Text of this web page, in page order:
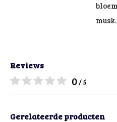
musk.
Reviews
0/ 5
Gerelateerde producten